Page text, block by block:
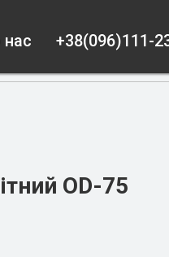
+38(096)111-
OD-75